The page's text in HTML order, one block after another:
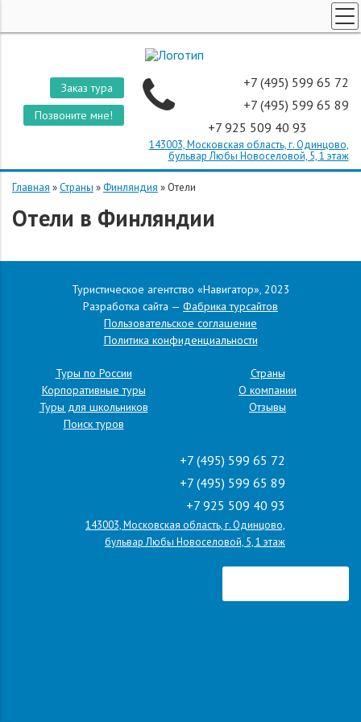
Заказ тура
Позвоните мне!
+7 (495) 599 65 72
+7 (495) 599 65 89
+7 925 509 40 93
143003, Московская область, г. Одинцово,
бульвар Любы Новоселовой, 5, 1 этаж
ТУРЫ ПО РОССИИ
ТУРЫ ДЛЯ ШКОЛЬНИКОВ
ПОИСК ТУРОВ
СТРАНЫ
О КОМПАНИИ
Главная »Страны »Финляндия » Отели
Отели в Финляндии
Туристическое агентство «Навигатор», 2023
Разработка сайта — Фабрика турсайтов
Пользовательское соглашение
Политика конфиденциальности
Туры по России
Корпоративные туры
Туры для школьников
Поиск туров
Страны
О компании
Отзывы
+7 (495) 599 65 72
+7 (495) 599 65 89
+7 925 509 40 93
143003, Московская область, г. Одинцово,
бульвар Любы Новоселовой, 5, 1 этаж